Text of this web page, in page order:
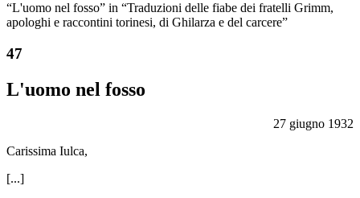
“L'uomo nel fosso” in “Traduzioni delle fiabe dei fratelli Grimm,
apologhi e raccontini torinesi, di Ghilarza e del carcere”
47
L'uomo nel fosso
27 giugno 1932
Carissima Iulca,
[...]